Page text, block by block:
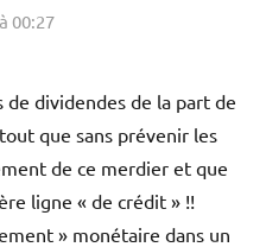
00:27
de dividendes de la part de
que sans prévenir les
de ce merdier et que
ligne « de crédit » !!
» monétaire dans un